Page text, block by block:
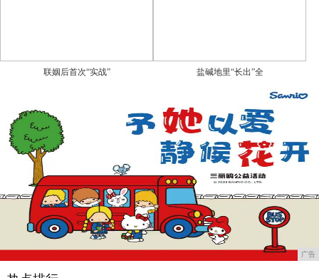
联姻后首次“实战” 盐碱地里“长出”全
广告